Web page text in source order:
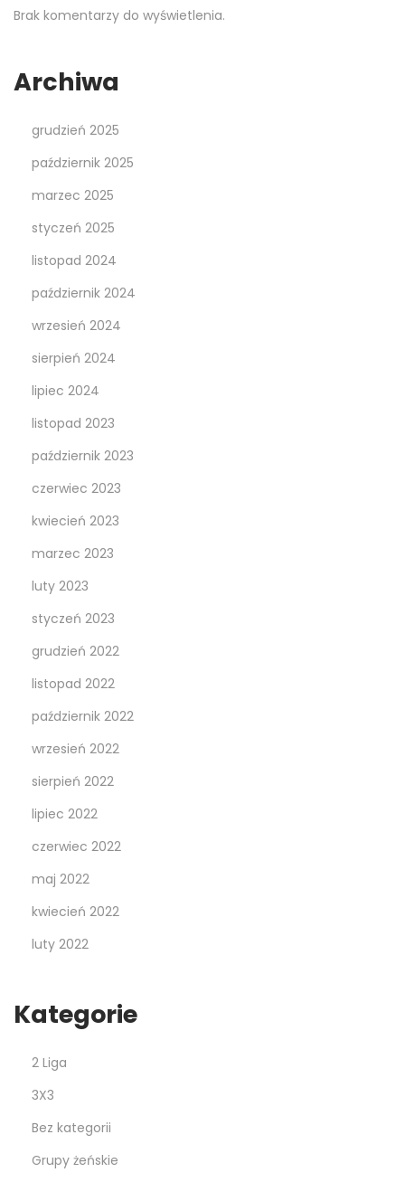
Brak komentarzy do wyświetlenia.
Archiwa
grudzień 2025
październik 2025
marzec 2025
styczeń 2025
listopad 2024
październik 2024
wrzesień 2024
sierpień 2024
lipiec 2024
listopad 2023
październik 2023
czerwiec 2023
kwiecień 2023
marzec 2023
luty 2023
styczeń 2023
grudzień 2022
listopad 2022
październik 2022
wrzesień 2022
sierpień 2022
lipiec 2022
czerwiec 2022
maj 2022
kwiecień 2022
luty 2022
Kategorie
2 Liga
3X3
Bez kategorii
Grupy żeńskie